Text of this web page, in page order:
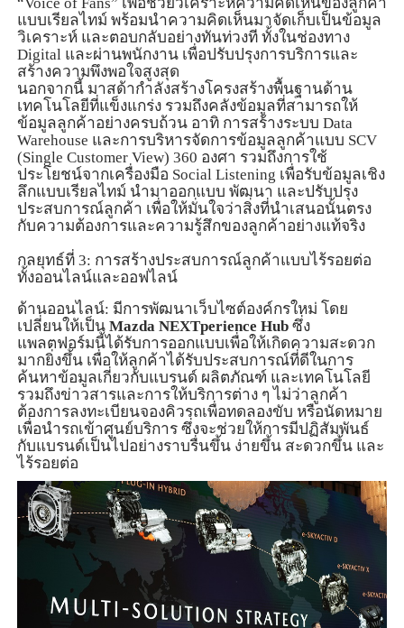
แบบเรียลไทม์ พร้อมนำความคิดเห็นมาจัดเก็บเป็นข้อมูล
วิเคราะห์ และตอบกลับอย่างทันท่วงที ทั้งในช่องทาง
Digital และผ่านพนักงาน เพื่อปรับปรุงการบริการและ
สร้างความพึงพอใจสูงสุด
นอกจากนี้ มาสด้ากำลังสร้างโครงสร้างพื้นฐานด้าน
เทคโนโลยีที่แข็งแกร่ง รวมถึงคลังข้อมูลที่สามารถให้
ข้อมูลลูกค้าอย่างครบถ้วน อาทิ การสร้างระบบ Data
Warehouse และการบริหารจัดการข้อมูลลูกค้าแบบ SCV
(Single Customer View) 360 องศา รวมถึงการใช้
ประโยชน์จากเครื่องมือ Social Listening เพื่อรับข้อมูลเชิง
ลึกแบบเรียลไทม์ นำมาออกแบบ พัฒนา และปรับปรุง
ประสบการณ์ลูกค้า เพื่อให้มั่นใจว่าสิ่งที่นำเสนอนั้นตรง
กับความต้องการและความรู้สึกของลูกค้าอย่างแท้จริง
กลยุทธ์ที่ 3: การสร้างประสบการณ์ลูกค้าแบบไร้รอยต่อ
ทั้งออนไลน์และออฟไลน์
ด้านออนไลน์: มีการพัฒนาเว็บไซต์องค์กรใหม่ โดย
เปลี่ยนให้เป็นMazda NEXTperience Hub ซึ่ง
แพลตฟอร์มนี้ได้รับการออกแบบเพื่อให้เกิดความสะดวก
มากยิ่งขึ้น เพื่อให้ลูกค้าได้รับประสบการณ์ที่ดีในการ
ค้นหาข้อมูลเกี่ยวกับแบรนด์ ผลิตภัณฑ์ และเทคโนโลยี
รวมถึงข่าวสารและการให้บริการต่าง ๆ ไม่ว่าลูกค้า
ต้องการลงทะเบียนจองคิวรถเพื่อทดลองขับ หรือนัดหมาย
เพื่อนำรถเข้าศูนย์บริการ ซึ่งจะช่วยให้การมีปฏิสัมพันธ์
กับแบรนด์เป็นไปอย่างราบรื่นขึ้น ง่ายขึ้น สะดวกขึ้น และ
ไร้รอยต่อ